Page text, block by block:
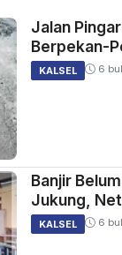
Jalan
Berpekan-
KALSEL 6
Banjir
Jukung,
KALSEL 6